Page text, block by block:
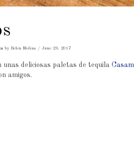
by Belen Molina June 29, 2017
unas deliciosas paletas de tequila
amigos.